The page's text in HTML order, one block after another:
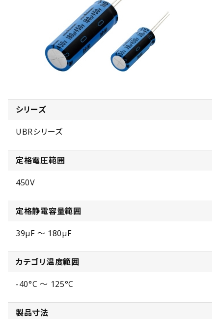
シリーズ
UBRシリーズ
定格電圧範囲
450V
定格静電容量範囲
39µF ～ 180µF
カテゴリ温度範囲
-40°C ～ 125°C
製品寸法